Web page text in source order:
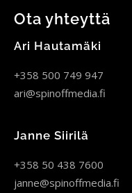
Ota yhteyttä
Ari Hautamäki
+358 500 749 947
ari@spinoffmedia.fi
Janne Siirilä
+358 50 438 7600
janne@spinoffmedia.fi